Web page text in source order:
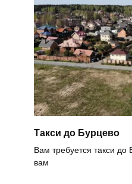
Такси до Бурцево
Вам требуется такси
вам